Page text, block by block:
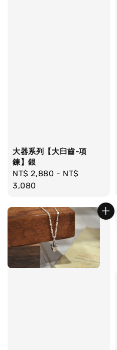
大器系列【大臼齒-項
鍊】銀
Regular
price
NT$ 2,880 - NT$
3,080